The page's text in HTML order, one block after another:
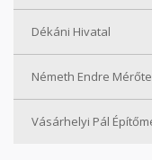
Dékáni Hivatal
Németh Endre
Vásárhelyi Pál